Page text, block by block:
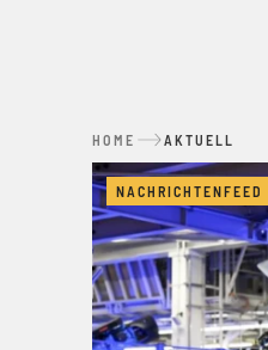
HOME AKTUELL
NACHRICHTENFEED